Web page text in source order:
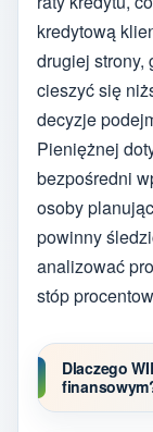
kredytową
drugiej strony,
cieszyć się
decyzje
Pieniężnej
bezpośredni
osoby
powinny
analizować
stóp
Dlaczego